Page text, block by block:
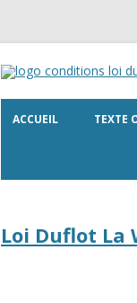
ACCUEIL TEXTE
Loi Duflot La